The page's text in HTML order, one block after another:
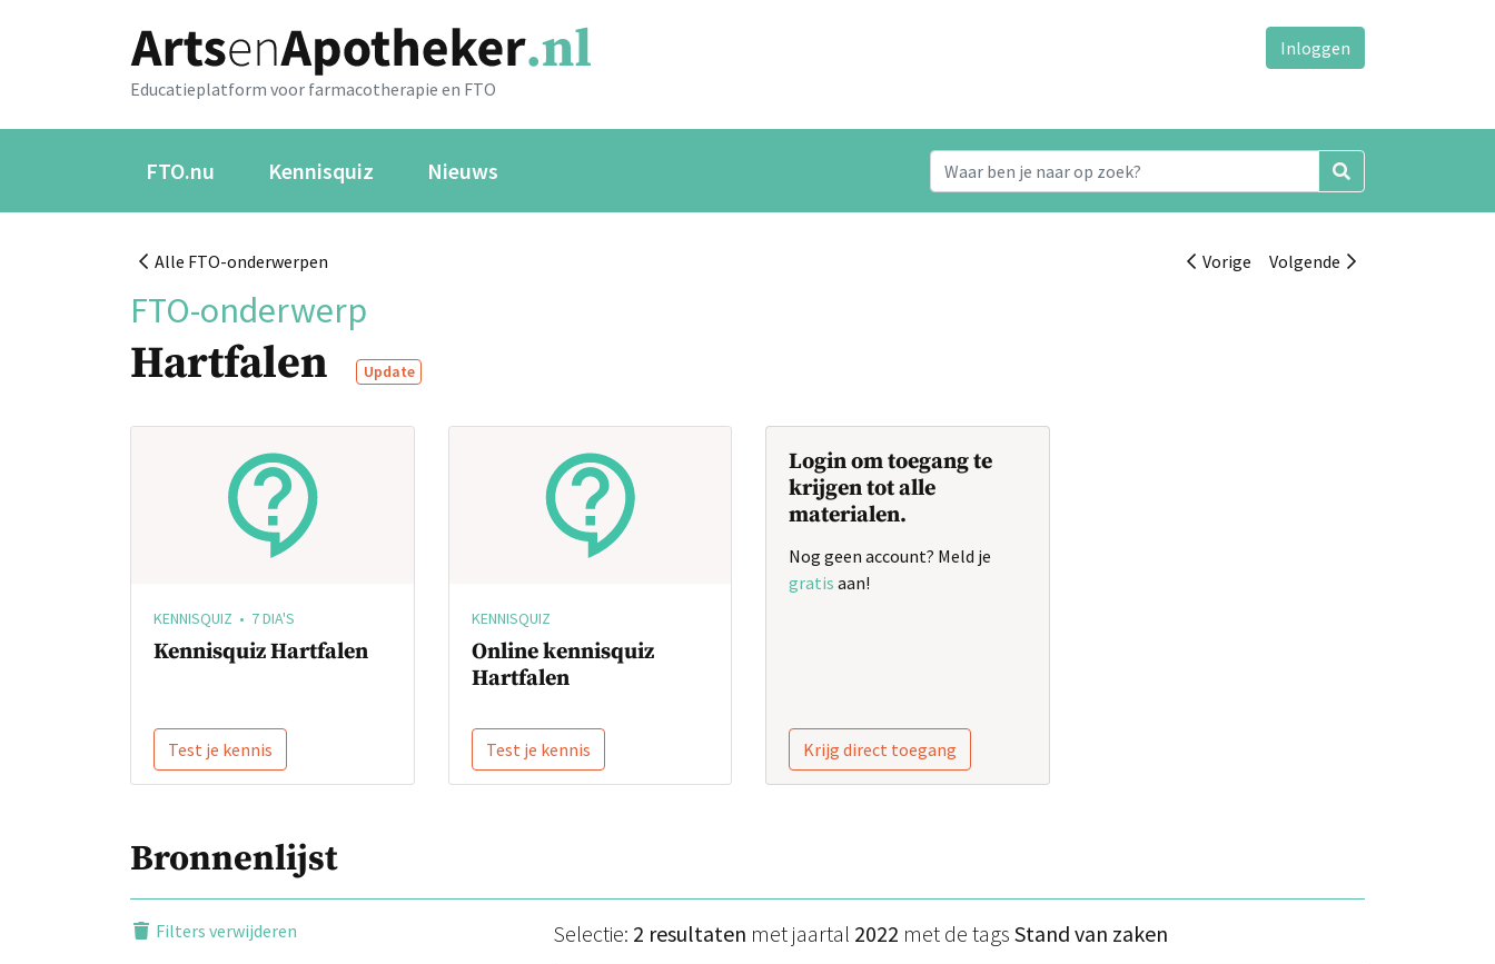
Educatieplatform voor farmacotherapie en FTO
Inloggen
FTO.nu Kennisquiz Nieuws
Alle FTO-onderwerpen Vorige Volgende
FTO-onderwerp
Hartfalen Update
KENNISQUIZ • 7 DIA'S
Kennisquiz Hartfalen
Test je kennis
KENNISQUIZ
Online kennisquiz
Hartfalen
Test je kennis
Login om toegang te
krijgen tot alle
materialen.
Nog geen account? Meld je
gratis aan!
Krijg direct toegang
Bronnenlijst
Filters verwijderen Selectie: 2 resultaten met jaartal 2022 met de tags Stand van zaken